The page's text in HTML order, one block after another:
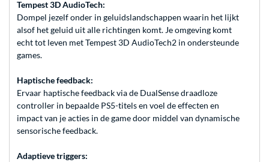
Tempest 3D AudioTech:
Dompel jezelf onder in geluidslandschappen waarin het lijkt
alsof het geluid uit alle richtingen komt. Je omgeving komt
echt tot leven met Tempest 3D AudioTech2 in ondersteunde
games.
Haptische feedback:
Ervaar haptische feedback via de DualSense draadloze
controller in bepaalde PS5-titels en voel de effecten en
impact van je acties in de game door middel van dynamische
sensorische feedback.
Adaptieve triggers: